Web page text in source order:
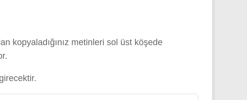
kopyaladığınız metinleri sol üst köşede